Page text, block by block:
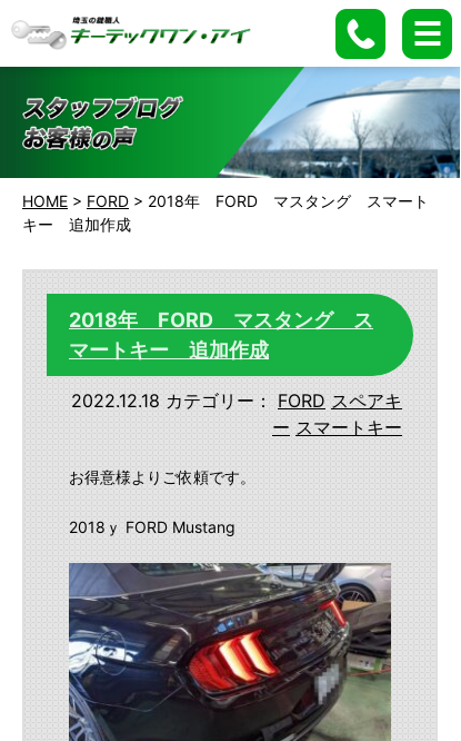
HOME > FORD > 2018年 FORD マスタング スマート
キー 追加作成
2018年 FORD マスタング ス
マートキー 追加作成
2022.12.18 カテゴリー： FORD スペアキ
ー スマートキー
お得意様よりご依頼です。
2018ｙ FORD Mustang